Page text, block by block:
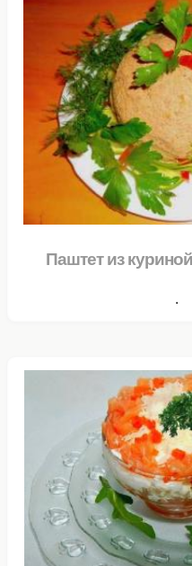
Паштет из
.